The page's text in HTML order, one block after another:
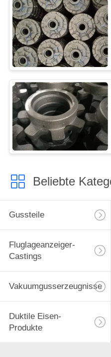
Beliebte
Gussteile
Fluglageanzeiger-
Castings
Vakuumgusserzeugnisse
Duktile Eisen-
Produkte